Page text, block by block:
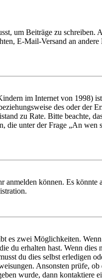
um Beiträge zu schreiben.
E-Mail-Versand an
im Internet von 1998)
des oder der
zu Rate. Bitte beachte,
die unter der Frage „An
können. Es könnte
es zwei Möglichkeiten. Wenn
du erhalten hast. Wenn
du dies selbst erledigen
Ansonsten prüfe,
wurde, dann kontaktiere